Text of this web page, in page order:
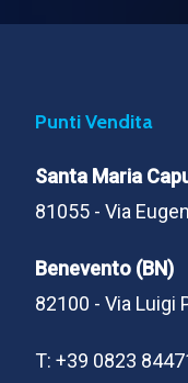
Punti Vendita
Santa Maria
81055 - Via
Benevento (BN)
82100 - Via Luigi
T: +39 0823